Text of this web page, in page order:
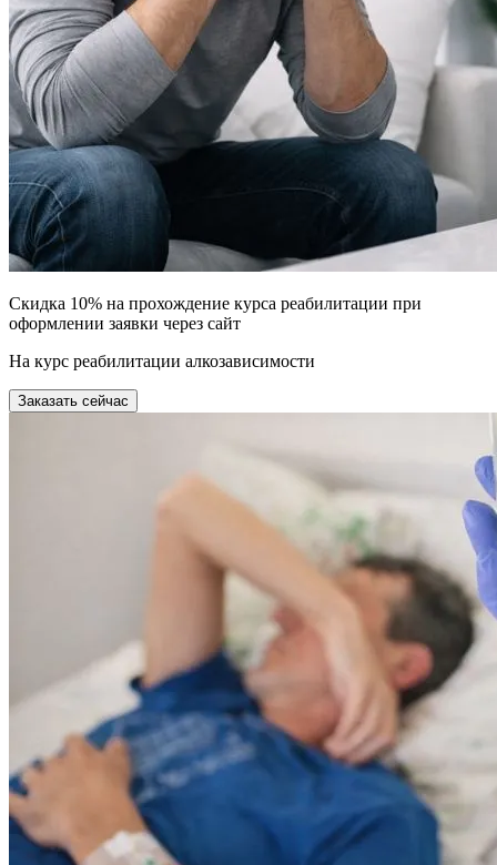
Скидка 10% на прохождение курса реабилитации при
оформлении заявки через сайт
На курс реабилитации алкозависимости
Заказать сейчас